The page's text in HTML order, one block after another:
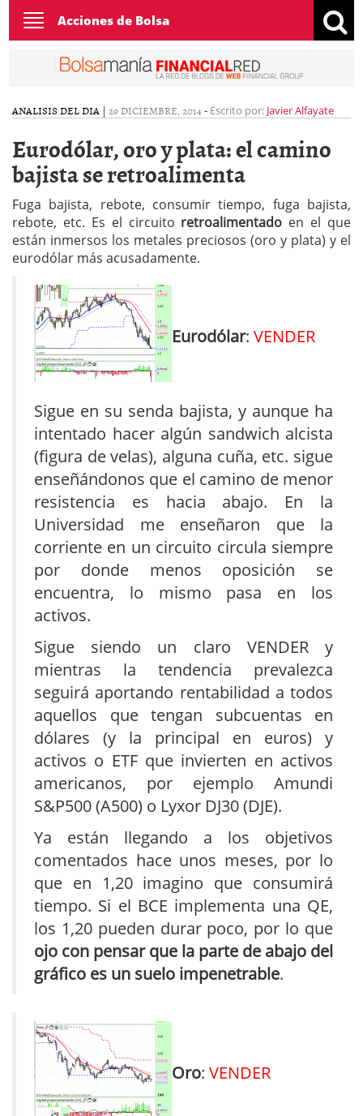
Toggle
navigation
Acciones de Bolsa
ANALISIS DEL DIA | 29 DICIEMBRE, 2014- Escrito por: Javier Alfayate
Eurodólar, oro y plata: el camino
bajista se retroalimenta
Fuga bajista, rebote, consumir tiempo, fuga bajista,
rebote, etc. Es el circuito retroalimentado en el que
están inmersos los metales preciosos (oro y plata) y el
eurodólar más acusadamente.
Eurodólar: VENDER
Sigue en su senda bajista, y aunque ha
intentado hacer algún sandwich alcista
(figura de velas), alguna cuña, etc. sigue
enseñándonos que el camino de menor
resistencia es hacia abajo. En la
Universidad me enseñaron que la
corriente en un circuito circula siempre
por donde menos oposición se
encuentra, lo mismo pasa en los
activos.
Sigue siendo un claro VENDER y
mientras la tendencia prevalezca
seguirá aportando rentabilidad a todos
aquellos que tengan subcuentas en
dólares (y la principal en euros) y
activos o ETF que invierten en activos
americanos, por ejemplo Amundi
S&P500 (A500) o Lyxor DJ30 (DJE).
Ya están llegando a los objetivos
comentados hace unos meses, por lo
que en 1,20 imagino que consumirá
tiempo. Si el BCE implementa una QE,
los 1,20 pueden durar poco, por lo que
ojo con pensar que la parte de abajo del
gráfico es un suelo impenetrable.
Oro: VENDER